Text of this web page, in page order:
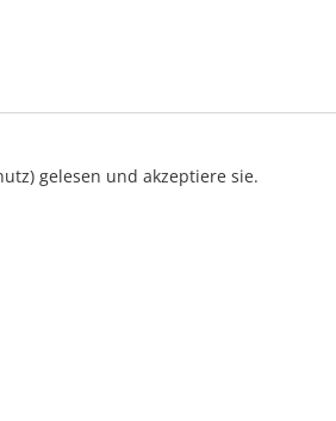
gelesen und akzeptiere sie.